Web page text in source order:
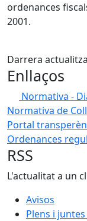
ordenances
2001.
Darrera
Enllaços
Normativa -
Normativa de
Portal
Ordenances
RSS
L'actualitat a un
Avisos
Plens i